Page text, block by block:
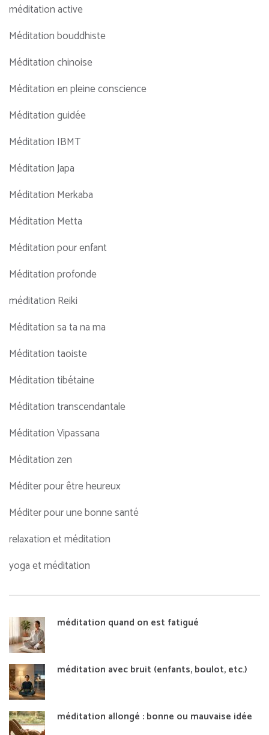
méditation active
Méditation bouddhiste
Méditation chinoise
Méditation en pleine conscience
Méditation guidée
Méditation IBMT
Méditation Japa
Méditation Merkaba
Méditation Metta
Méditation pour enfant
Méditation profonde
méditation Reiki
Méditation sa ta na ma
Méditation taoiste
Méditation tibétaine
Méditation transcendantale
Méditation Vipassana
Méditation zen
Méditer pour être heureux
Méditer pour une bonne santé
relaxation et méditation
yoga et méditation
méditation quand on est fatigué
méditation avec bruit (enfants, boulot, etc.)
méditation allongé : bonne ou mauvaise idée